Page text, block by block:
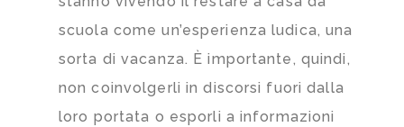
scuola come un’esperienza ludica, una
sorta di vacanza. È importante, quindi,
non coinvolgerli in discorsi fuori dalla
loro portata o esporli a informazioni